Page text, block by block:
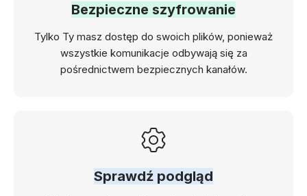
Bezpieczne szyfrowanie
Tylko Ty masz dostęp do swoich plików, ponieważ
wszystkie komunikacje odbywają się za
pośrednictwem bezpiecznych kanałów.
Sprawdź podgląd